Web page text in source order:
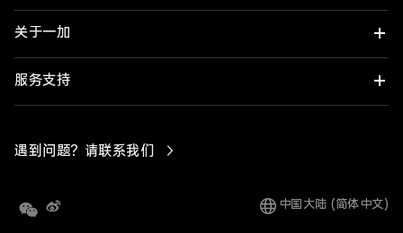
一加 Turbo 6X
一加 Ace 6 至尊版
一加 Turbo 6
一加 Turbo 6V
一加平板 3 Pro
一加平板 2 Pro
一加平板 2 智能触控键盘
关于一加
了解一加
HydrogenOS
云服务
服务支持
进网许可标志呈现 中国大陆 (简体中文)
遇到问题？请联系我们